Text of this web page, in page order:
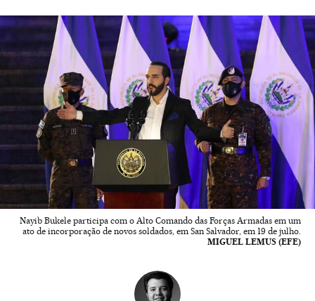
Nayib Bukele participa com o Alto Comando das Forças Armadas em um
ato de incorporação de novos soldados, em San Salvador, em 19 de julho.
MIGUEL LEMUS (EFE)